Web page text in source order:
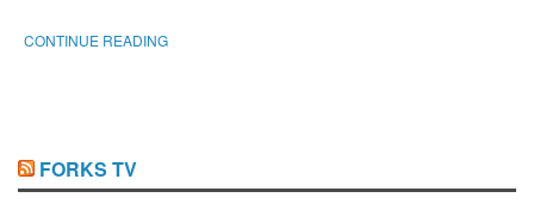
CONTINUE READING
FORKS TV